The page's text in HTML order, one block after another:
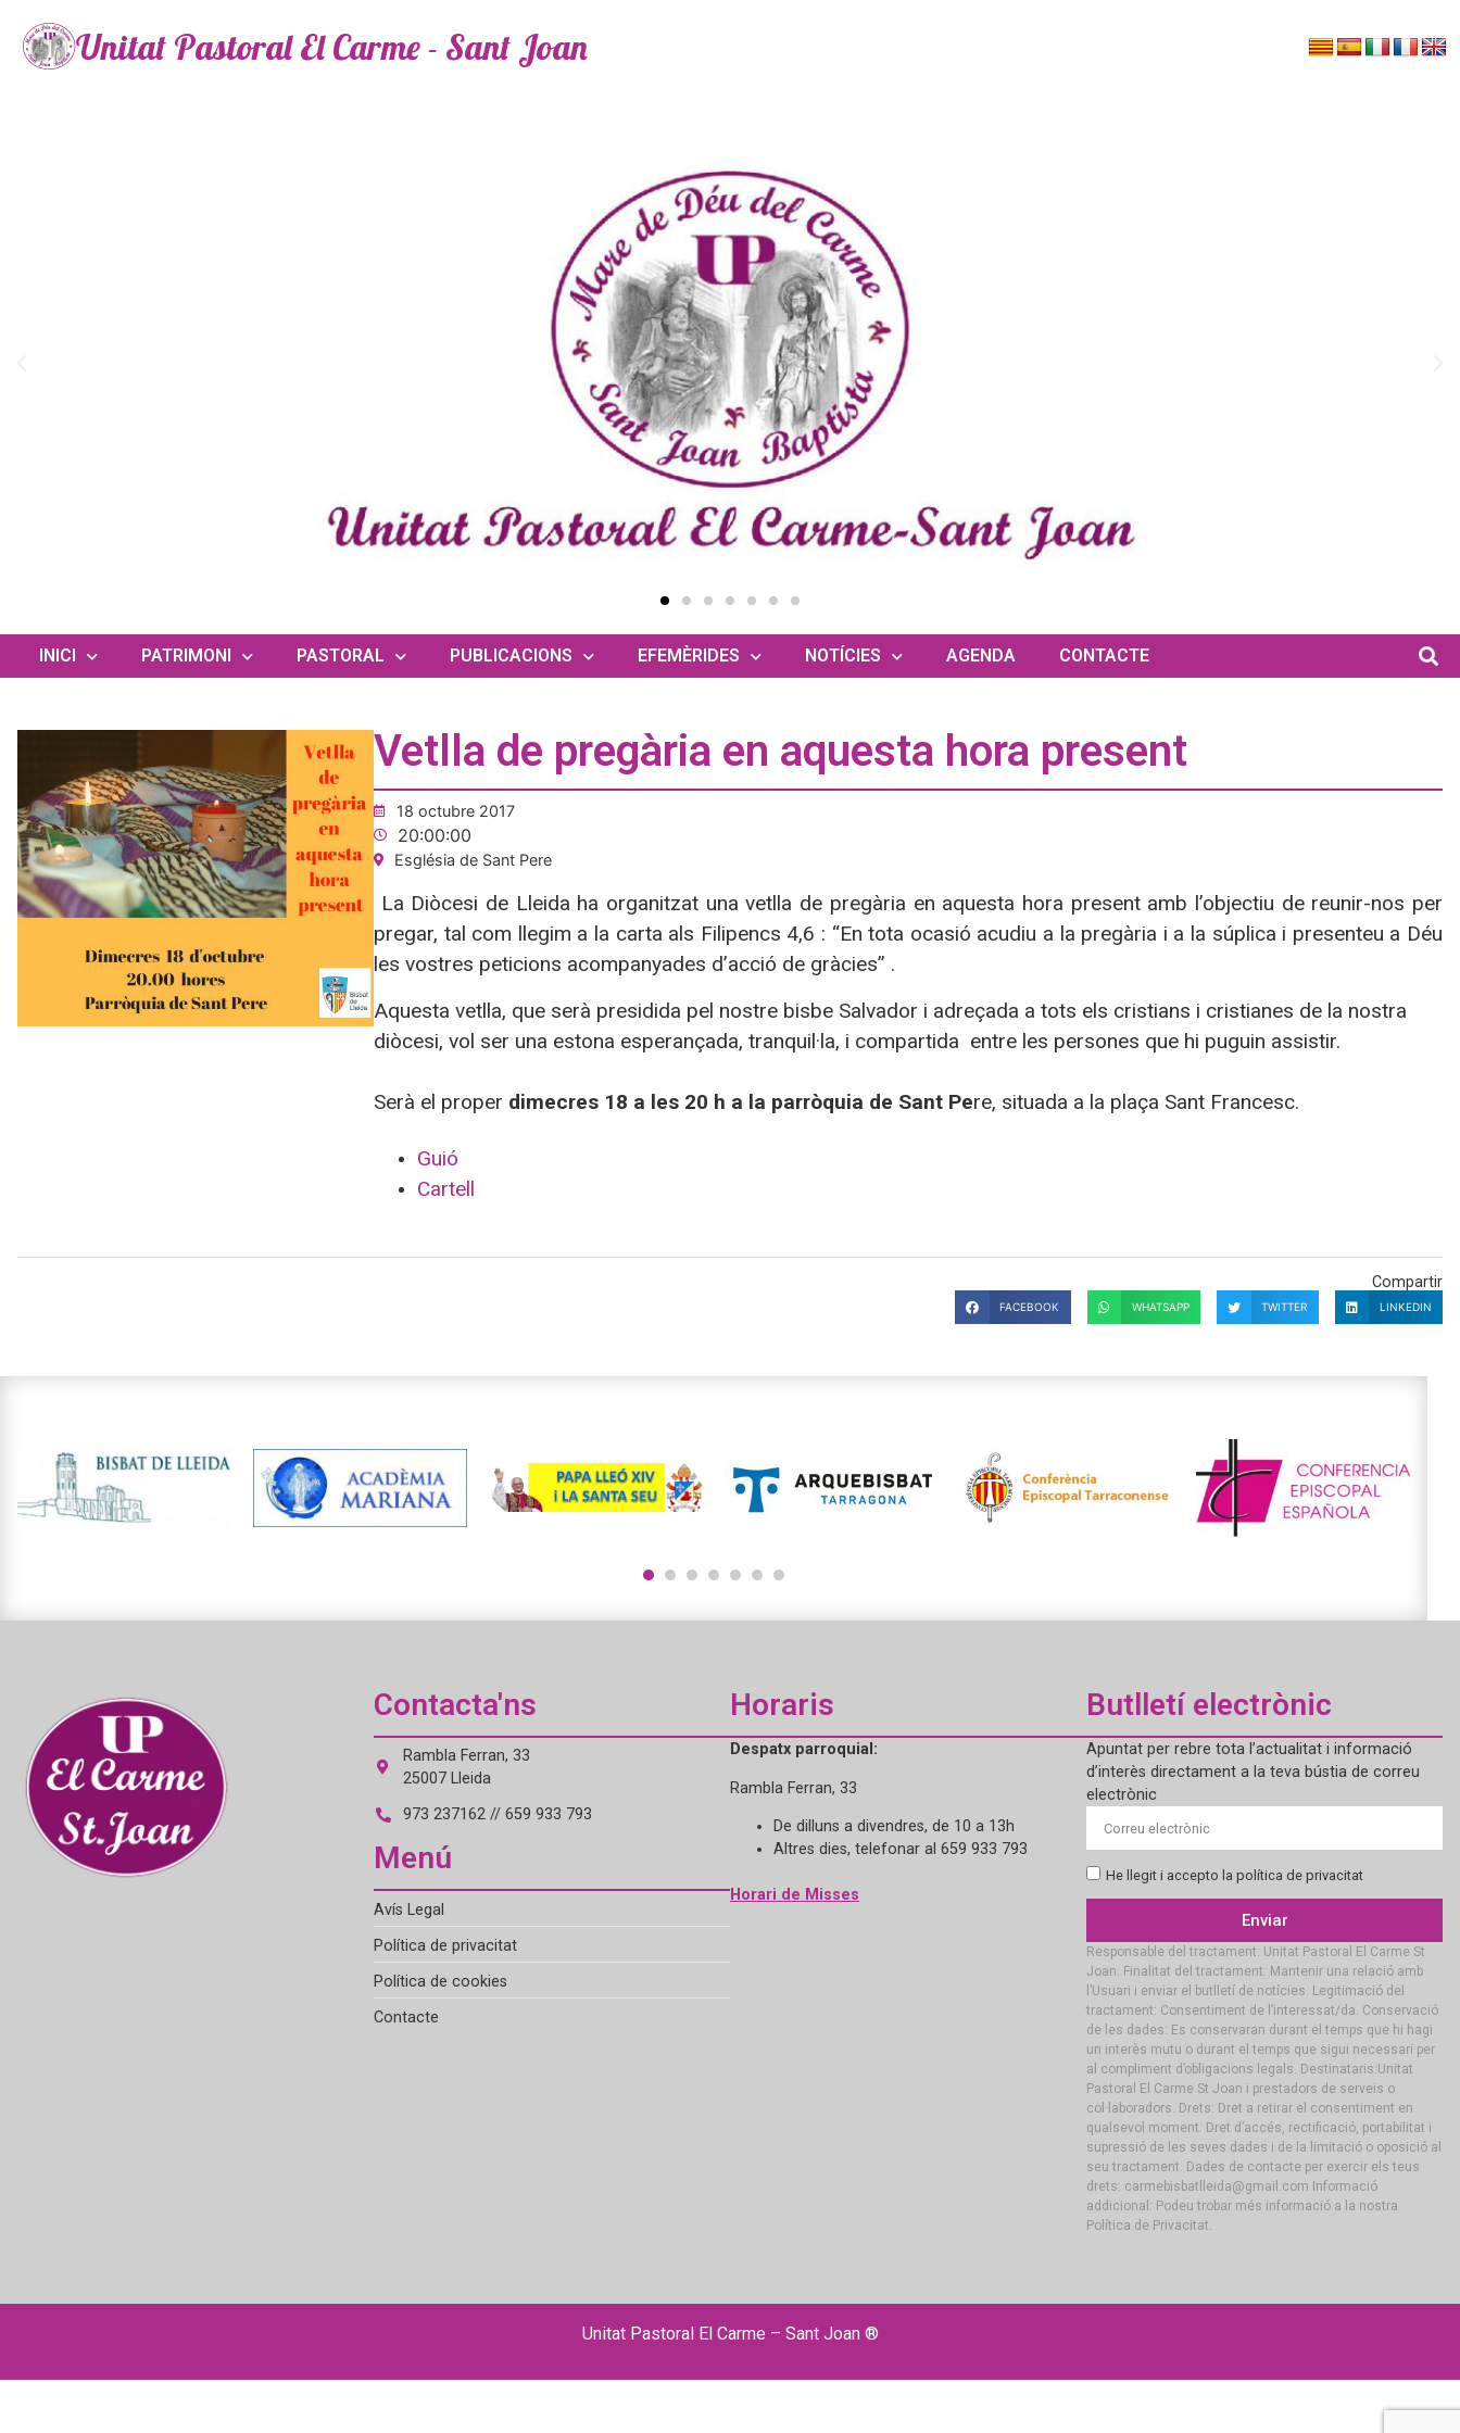
Unitat Pastoral El Carme - Sant Joan
INICI PATRIMONI PASTORAL PUBLICACIONS EFEMÈRIDES NOTÍCIES AGENDA CONTACTE
Vetlla de pregària en aquesta hora present
18 octubre 2017
20:00:00
Església de Sant Pere
La Diòcesi de Lleida ha organitzat una vetlla de pregària en aquesta hora present amb l’objectiu de reunir-nos per
pregar, tal com llegim a la carta als Filipencs 4,6 : “En tota ocasió acudiu a la pregària i a la súplica i presenteu a Déu
les vostres peticions acompanyades d’acció de gràcies” .
Aquesta vetlla, que serà presidida pel nostre bisbe Salvador i adreçada a tots els cristians i cristianes de la nostra
diòcesi, vol ser una estona esperançada, tranquil·la, i compartida entre les persones que hi puguin assistir.
Serà el proper dimecres 18 a les 20 h a la parròquia de Sant Pere, situada a la plaça Sant Francesc.
Guió
Cartell
Compartir
FACEBOOK WHATSAPP TWITTER LINKEDIN
Contacta'ns
Rambla Ferran, 33
25007 Lleida
973 237162 // 659 933 793
Menú
Avís Legal
Política de privacitat
Política de cookies
Contacte
Horaris
Despatx parroquial:
Rambla Ferran, 33
De dilluns a divendres, de 10 a 13h
Altres dies, telefonar al 659 933 793
Horari de Misses
Butlletí electrònic
Apuntat per rebre tota l’actualitat i informació
d’interès directament a la teva bústia de correu
electrònic
He llegit i accepto la política de privacitat
Enviar
Responsable del tractament: Unitat Pastoral El Carme St
Joan. Finalitat del tractament: Mantenir una relació amb
l’Usuari i enviar el butlletí de notícies. Legitimació del
tractament: Consentiment de l’interessat/da. Conservació
de les dades: Es conservaran durant el temps que hi hagi
un interès mutu o durant el temps que sigui necessari per
al compliment d’obligacions legals. Destinataris:Unitat
Pastoral El Carme St Joan i prestadors de serveis o
col·laboradors. Drets: Dret a retirar el consentiment en
qualsevol moment. Dret d’accés, rectificació, portabilitat i
supressió de les seves dades i de la limitació o oposició al
seu tractament. Dades de contacte per exercir els teus
drets: carmebisbatlleida@gmail.com Informació
addicional: Podeu trobar més informació a la nostra
Política de Privacitat.
Unitat Pastoral El Carme – Sant Joan ®